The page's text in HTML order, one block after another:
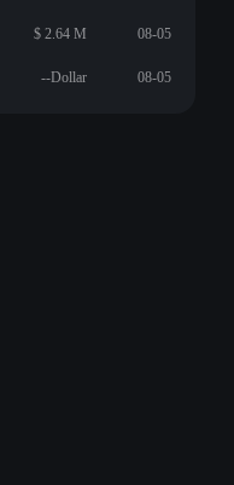
$ 2.64 M 08-05
--Dollar 08-05